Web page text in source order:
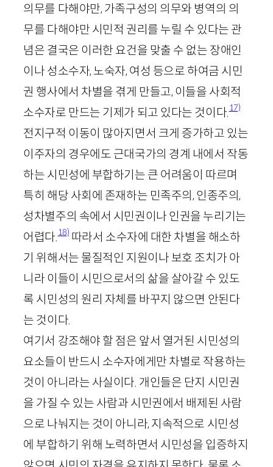
의무를 다해야만, 가족구성의 의무와 병역의 의
무를 다해야만 시민적 권리를 누릴 수 있다는 관
념은 결국은 이러한 요건을 맞출 수 없는 장애인
이나 성소수자, 노숙자, 여성 등으로 하여금 시민
권 행사에서 차별을 겪게 만들고, 이들을 사회적
소수자로 만드는 기제가 되고 있다는 것이다.17)
전지구적 이동이 많아지면서 크게 증가하고 있는
이주자의 경우에도 근대국가의 경계 내에서 작동
하는 시민성에 부합하기는 큰 어려움이 따르며
특히 해당 사회에 존재하는 민족주의, 인종주의,
성차별주의 속에서 시민권이나 인권을 누리기는
어렵다.18)따라서 소수자에 대한 차별을 해소하
기 위해서는 물질적인 지원이나 보호 조치가 아
니라 이들이 시민으로서의 삶을 살아갈 수 있도
록 시민성의 원리 자체를 바꾸지 않으면 안된다
는 것이다.
여기서 강조해야 할 점은 앞서 열거된 시민성의
요소들이 반드시 소수자에게만 차별로 작용하는
것이 아니라는 사실이다. 개인들은 단지 시민권
을 가질 수 있는 사람과 시민권에서 배제된 사람
으로 나눠지는 것이 아니라, 지속적으로 시민성
에 부합하기 위해 노력하면서 시민성을 입증하지